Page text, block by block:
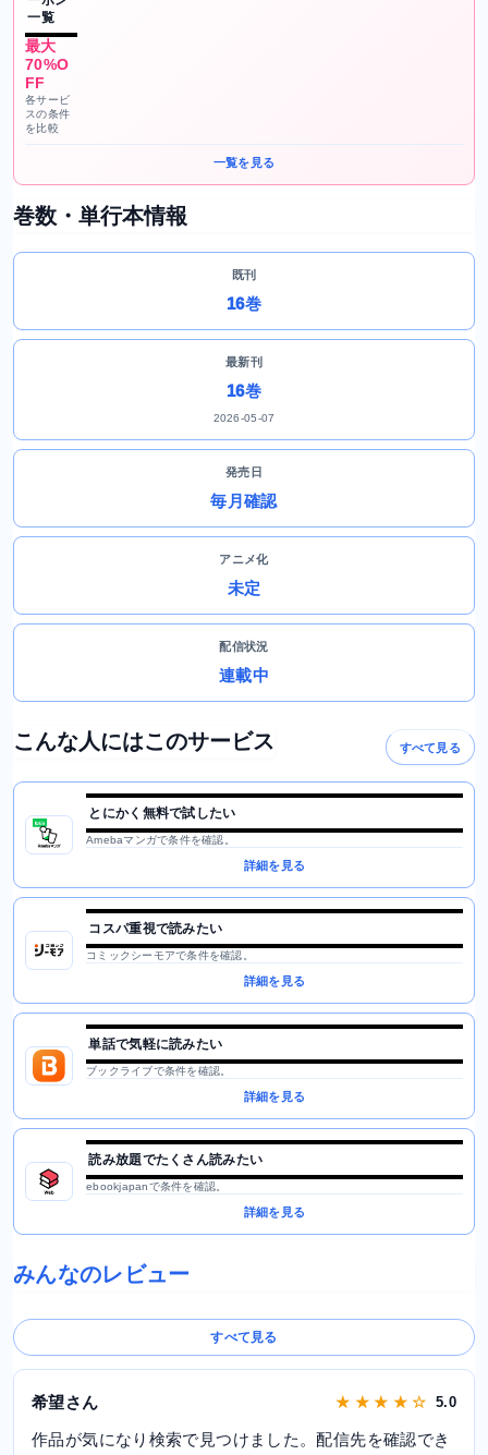
一覧
最大
70%O
FF
各サービ
スの条件
を比較
一覧を見る
巻数・単行本情報
既刊
16巻
最新刊
16巻
2026-05-07
発売日
毎月確認
アニメ化
未定
配信状況
連載中
こんな人にはこのサービス すべて見る
とにかく無料で試したい
Amebaマンガで条件を確認。
詳細を見る
コスパ重視で読みたい
コミックシーモアで条件を確認。
詳細を見る
単話で気軽に読みたい
ブックライブで条件を確認。
詳細を見る
読み放題でたくさん読みたい
ebookjapanで条件を確認。
詳細を見る
みんなのレビュー
すべて見る
希望さん ★ ★ ★ ★ ☆ 5.0
作品が気になり検索で見つけました。配信先を確認でき